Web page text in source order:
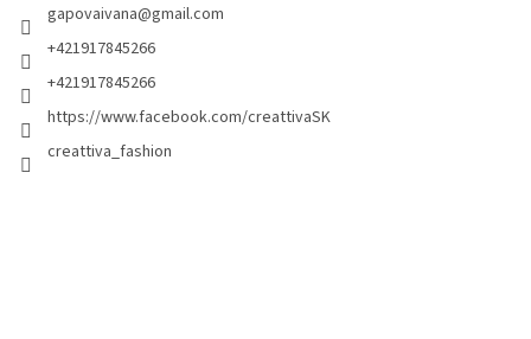
gapovaivana@gmail.com
+421917845266
+421917845266
https://www.facebook.com/creattivaSK
creattiva_fashion